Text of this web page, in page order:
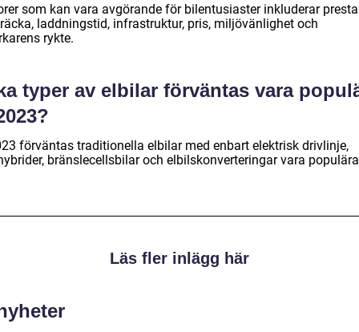
som kan vara avgörande för bilentusiaster inkluderar
laddningstid, infrastruktur, pris, miljövänlighet och
rykte.
typer av elbilar förväntas vara
förväntas traditionella elbilar med enbart elektrisk drivlinje,
bränslecellsbilar och elbilskonverteringar vara
Läs fler inlägg här